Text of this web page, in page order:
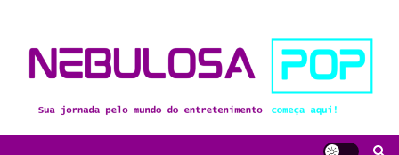
content